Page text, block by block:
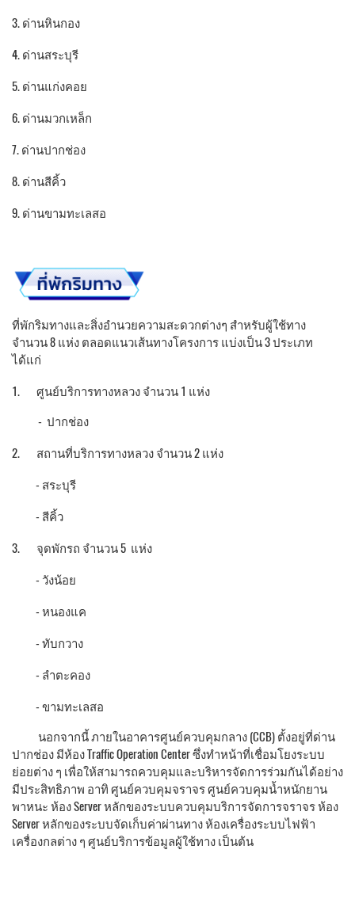
3. ด่านหินกอง
4. ด่านสระบุรี
5. ด่านแก่งคอย
6. ด่านมวกเหล็ก
7. ด่านปากช่อง
8. ด่านสีคิ้ว
9. ด่านขามทะเลสอ
ที่พักริมทางและสิ่งอำนวยความสะดวกต่างๆ สำหรับผู้ใช้ทาง
จำนวน 8 แห่ง ตลอดแนวเส้นทางโครงการ แบ่งเป็น 3 ประเภท
ได้แก่
1. ศูนย์บริการทางหลวง จำนวน 1 แห่ง
- ปากช่อง
2. สถานที่บริการทางหลวง จำนวน 2 แห่ง
- สระบุรี
- สีคิ้ว
3. จุดพักรถ จำนวน 5 แห่ง
- วังน้อย
- หนองแค
- ทับกวาง
- ลำตะคอง
- ขามทะเลสอ
นอกจากนี้ ภายในอาคารศูนย์ควบคุมกลาง (CCB) ตั้งอยู่ที่ด่าน
ปากช่อง มีห้อง Traffic Operation Center ซึ่งทำหน้าที่เชื่อมโยงระบบ
ย่อยต่าง ๆ เพื่อให้สามารถควบคุมและบริหารจัดการร่วมกันได้อย่าง
มีประสิทธิภาพ อาทิ ศูนย์ควบคุมจราจร ศูนย์ควบคุมน้ำหนักยาน
พาหนะ ห้อง Server หลักของระบบควบคุมบริการจัดการจราจร ห้อง
Server หลักของระบบจัดเก็บค่าผ่านทาง ห้องเครื่องระบบไฟฟ้า
เครื่องกลต่าง ๆ ศูนย์บริการข้อมูลผู้ใช้ทาง เป็นต้น